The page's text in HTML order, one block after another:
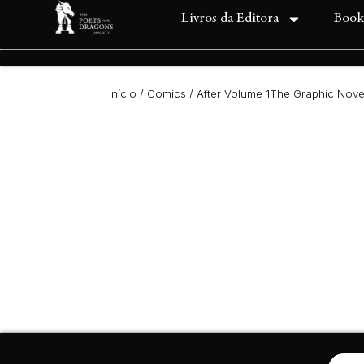
Livros da Editora
Início / Comics / After Volume 1The Graphic